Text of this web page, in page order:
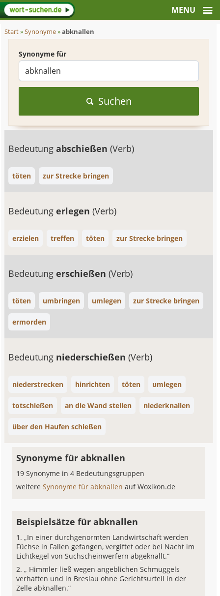
Start»Synonyme»abknallen
Synonyme für
Suchen
Bedeutungabschießen(Verb)
töten zur Strecke bringen
Bedeutungerlegen(Verb)
erzielen treffen töten zur Strecke bringen
Bedeutungerschießen(Verb)
töten umbringen umlegen zur Strecke bringen
ermorden
Bedeutung niederschießen(Verb)
niederstrecken hinrichten töten umlegen
totschießen an die Wand stellen niederknallen
über den Haufen schießen
Synonyme für abknallen
19 Synonyme in 4 Bedeutungsgruppen
weitereSynonyme für abknallenauf Woxikon.de
Beispielsätze für abknallen
„In einer durchgenormten Landwirtschaft werden
Füchse in Fallen gefangen, vergiftet oder bei Nacht im
Lichtkegel von Suchscheinwerfern abgeknallt.“
„ Himmler ließ wegen angeblichen Schmuggels
verhaften und in Breslau ohne Gerichtsurteil in der
Zelle abknallen.“